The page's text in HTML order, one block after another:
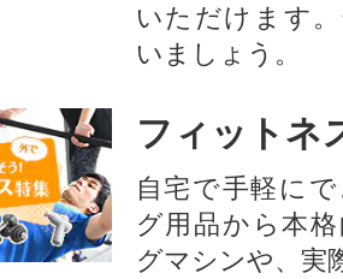
いただけます
いましょう。
フィットネ
自宅で手軽に
グ用品から本
グマシンや、実